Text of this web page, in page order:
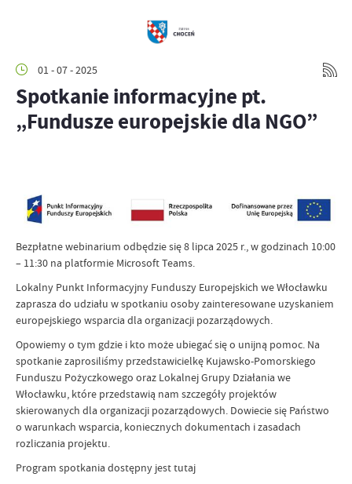
01 - 07 - 2025
Spotkanie informacyjne pt.
„Fundusze europejskie dla NGO”
Bezpłatne webinarium odbędzie się 8 lipca 2025 r., w godzinach 10:00
– 11:30 na platformie Microsoft Teams.
Lokalny Punkt Informacyjny Funduszy Europejskich we Włocławku
zaprasza do udziału w spotkaniu osoby zainteresowane uzyskaniem
europejskiego wsparcia dla organizacji pozarządowych.
Opowiemy o tym gdzie i kto może ubiegać się o unijną pomoc. Na
spotkanie zaprosiliśmy przedstawicielkę Kujawsko-Pomorskiego
Funduszu Pożyczkowego oraz Lokalnej Grupy Działania we
Włocławku, które przedstawią nam szczegóły projektów
skierowanych dla organizacji pozarządowych. Dowiecie się Państwo
o warunkach wsparcia, koniecznych dokumentach i zasadach
rozliczania projektu.
Program spotkania dostępny jest tutaj